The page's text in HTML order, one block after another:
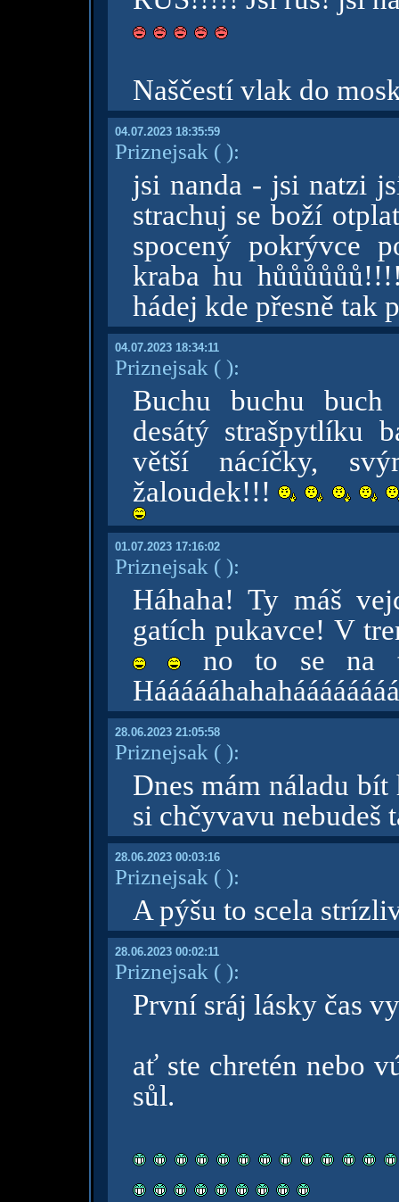
Naščestí vlak do
04.07.2023 18:35:59
Priznejsak ( ):
jsi nanda - jsi natzi
strachuj se boží
spocený pokrývce
kraba hu
hádej kde přesně tak
04.07.2023 18:34:11
Priznejsak ( ):
Buchu buchu
desátý strašpytlíku
větší nácíčky,
žaloudek!!!
01.07.2023 17:16:02
Priznejsak ( ):
Háhaha! Ty máš
gatích pukavce! V
no to se na
28.06.2023 21:05:58
Priznejsak ( ):
Dnes mám náladu
si chčyvavu nebudeš
28.06.2023 00:03:16
Priznejsak ( ):
A pýšu to scela
28.06.2023 00:02:11
Priznejsak ( ):
První sráj lásky čas
ať ste chretén nebo
sůl.